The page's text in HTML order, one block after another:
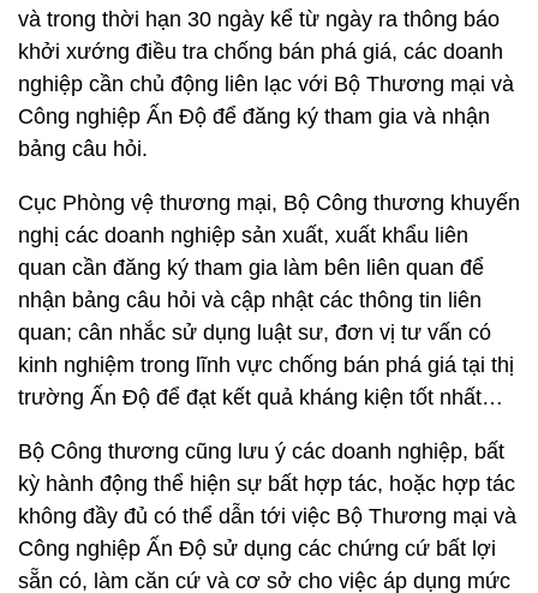
và trong thời hạn 30 ngày kể từ ngày ra thông báo
khởi xướng điều tra chống bán phá giá, các doanh
nghiệp cần chủ động liên lạc với Bộ Thương mại và
Công nghiệp Ấn Độ để đăng ký tham gia và nhận
bảng câu hỏi.
Cục Phòng vệ thương mại, Bộ Công thương khuyến
nghị các doanh nghiệp sản xuất, xuất khẩu liên
quan cần đăng ký tham gia làm bên liên quan để
nhận bảng câu hỏi và cập nhật các thông tin liên
quan; cân nhắc sử dụng luật sư, đơn vị tư vấn có
kinh nghiệm trong lĩnh vực chống bán phá giá tại thị
trường Ấn Độ để đạt kết quả kháng kiện tốt nhất…
Bộ Công thương cũng lưu ý các doanh nghiệp, bất
kỳ hành động thể hiện sự bất hợp tác, hoặc hợp tác
không đầy đủ có thể dẫn tới việc Bộ Thương mại và
Công nghiệp Ấn Độ sử dụng các chứng cứ bất lợi
sẵn có, làm căn cứ và cơ sở cho việc áp dụng mức